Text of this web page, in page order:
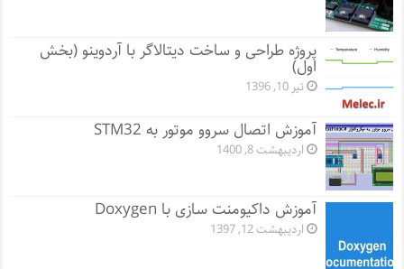
پروژه طراحی و ساخت دیتالاگر با آردوینو (بخش
اول)
تیر 10, 1396
آموزش اتصال سروو موتور به STM32
اردیبهشت 8, 1400
آموزش داکیومنت سازی با Doxygen
اردیبهشت 12, 1397